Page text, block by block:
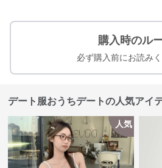
購入時のル
必ず購入前にお読みく
デート服おうちデートの人気アイ
人気